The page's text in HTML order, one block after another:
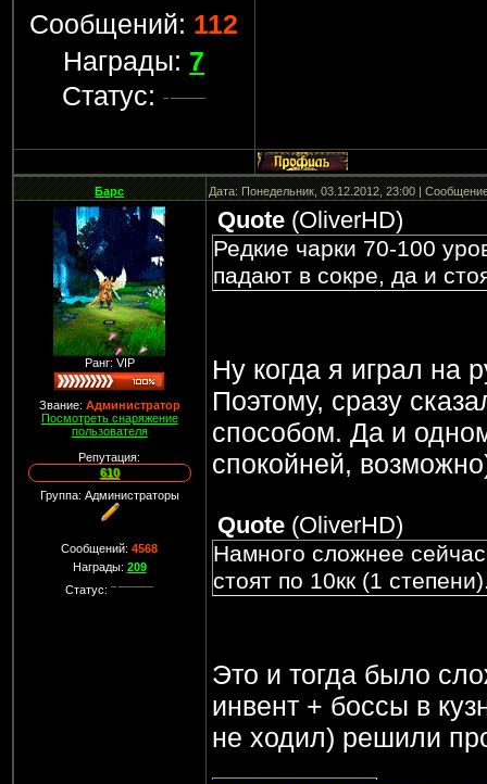
Сообщений: 112
Награды: 7
Статус:
Барс Дата: Понедельник, 03.12.2012, 23:00 |
Ранг: VIP
Звание: Администратор
Посмотреть снаряжение
пользователя
Репутация:
610
Группа: Администраторы
Сообщений:4568
Награды: 209
Статус:
Quote(OliverHD)
Редкие чарки 70-100
падают в сокре, да и
Ну когда я играл на
Поэтому, сразу
способом. Да и
спокойней,
Quote(OliverHD)
Намного сложнее
стоят по 10кк (1
Это и тогда было
инвент + боссы в
не ходил) решили